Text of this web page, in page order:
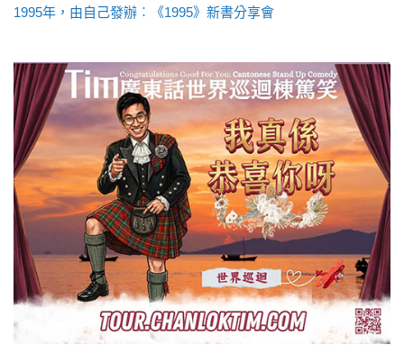
1995年，由自己發辦︰《1995》新書分享會